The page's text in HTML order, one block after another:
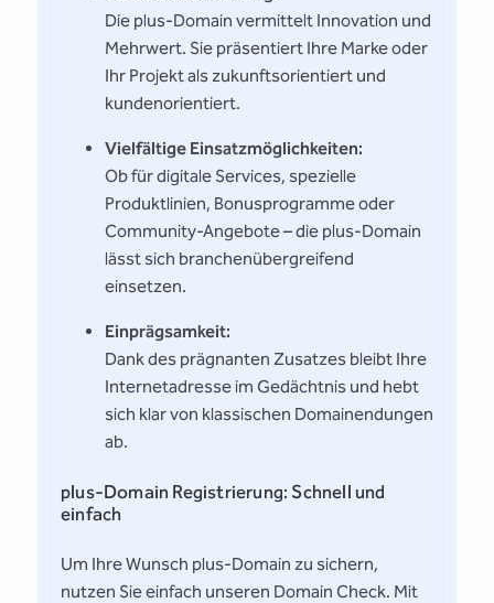
Die plus-Domain vermittelt Innovation und
Mehrwert. Sie präsentiert Ihre Marke oder
Ihr Projekt als zukunftsorientiert und
kundenorientiert.
Vielfältige Einsatzmöglichkeiten:
Ob für digitale Services, spezielle
Produktlinien, Bonusprogramme oder
Community-Angebote – die plus-Domain
lässt sich branchenübergreifend
einsetzen.
Einprägsamkeit:
Dank des prägnanten Zusatzes bleibt Ihre
Internetadresse im Gedächtnis und hebt
sich klar von klassischen Domainendungen
ab.
plus-Domain Registrierung: Schnell und
einfach
Um Ihre Wunsch plus-Domain zu sichern,
nutzen Sie einfach unseren Domain Check. Mit